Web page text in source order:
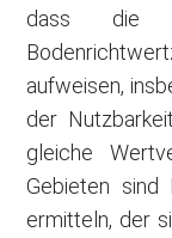
dass die
aufweisen,
der
gleiche
Gebieten
ermitteln, der